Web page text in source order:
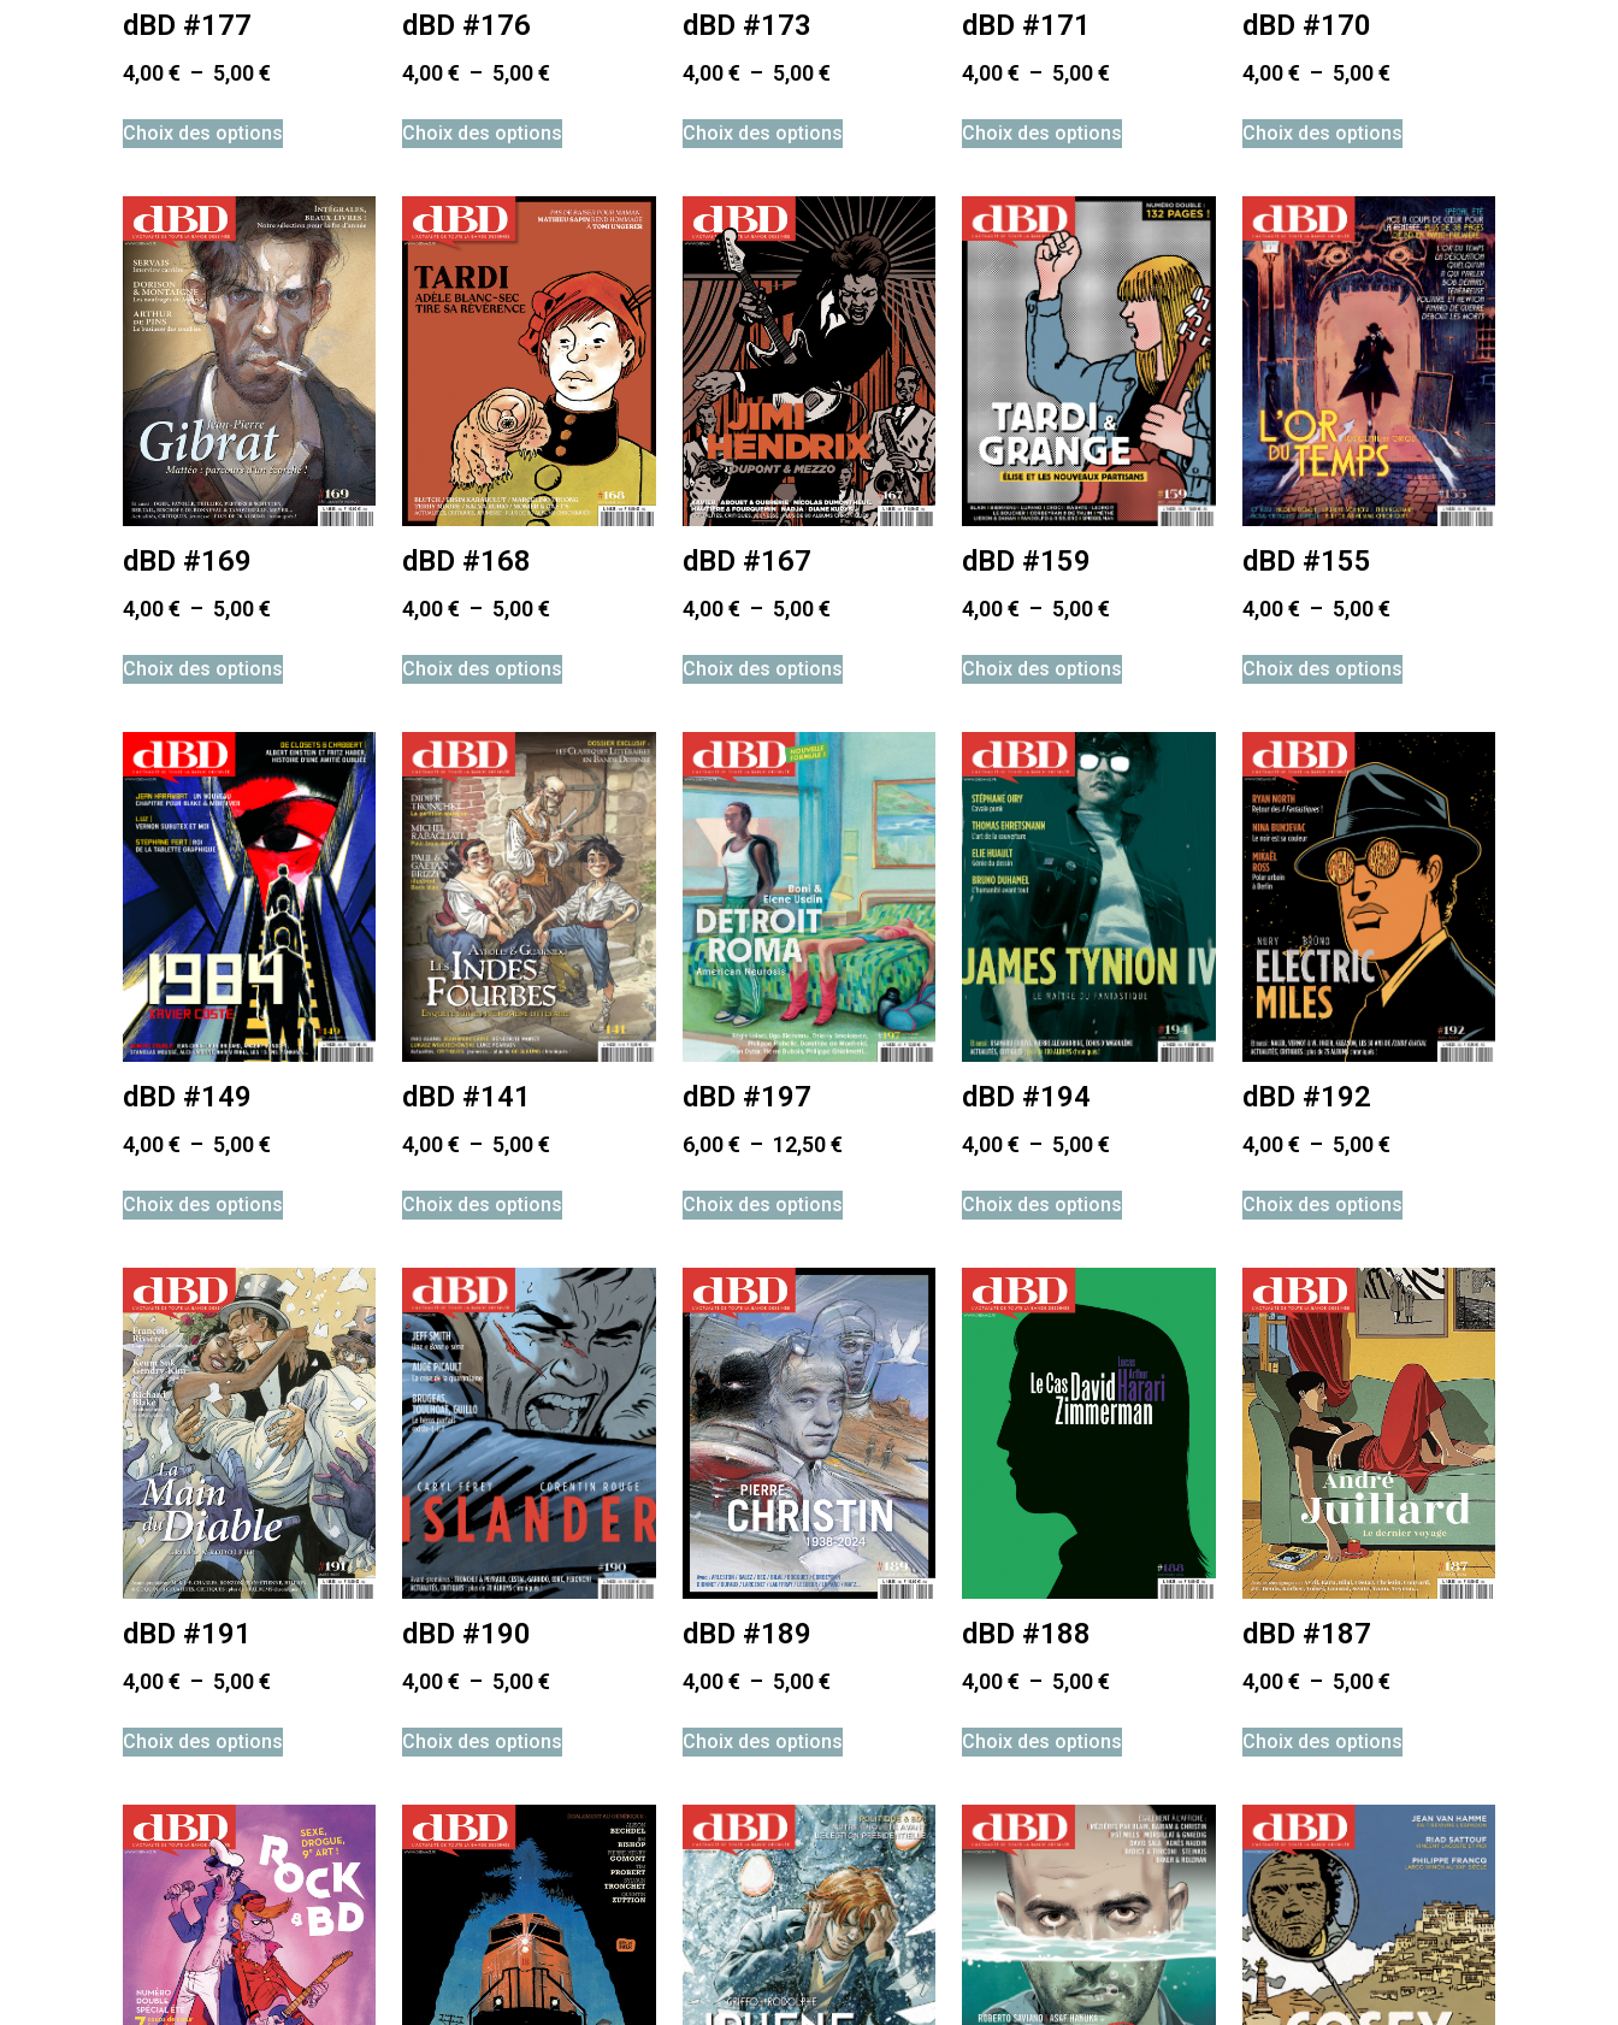
dBD #177
4,00€ – 5,00€
Choix des options
dBD #176
4,00€ – 5,00€
Choix des options
dBD #173
4,00€ – 5,00€
Choix des options
dBD #171
4,00€ – 5,00€
Choix des options
dBD #170
4,00€ – 5,00€
Choix des options
dBD #169
4,00€ – 5,00€
Choix des options
dBD #168
4,00€ – 5,00€
Choix des options
dBD #167
4,00€ – 5,00€
Choix des options
dBD #159
4,00€ – 5,00€
Choix des options
dBD #155
4,00€ – 5,00€
Choix des options
dBD #149
4,00€ – 5,00€
Choix des options
dBD #141
4,00€ – 5,00€
Choix des options
dBD #197
6,00€ – 12,50€
Choix des options
dBD #194
4,00€ – 5,00€
Choix des options
dBD #192
4,00€ – 5,00€
Choix des options
dBD #191
4,00€ – 5,00€
Choix des options
dBD #190
4,00€ – 5,00€
Choix des options
dBD #189
4,00€ – 5,00€
Choix des options
dBD #188
4,00€ – 5,00€
Choix des options
dBD #187
4,00€ – 5,00€
Choix des options